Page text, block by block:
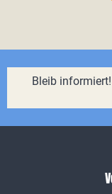
Bleib